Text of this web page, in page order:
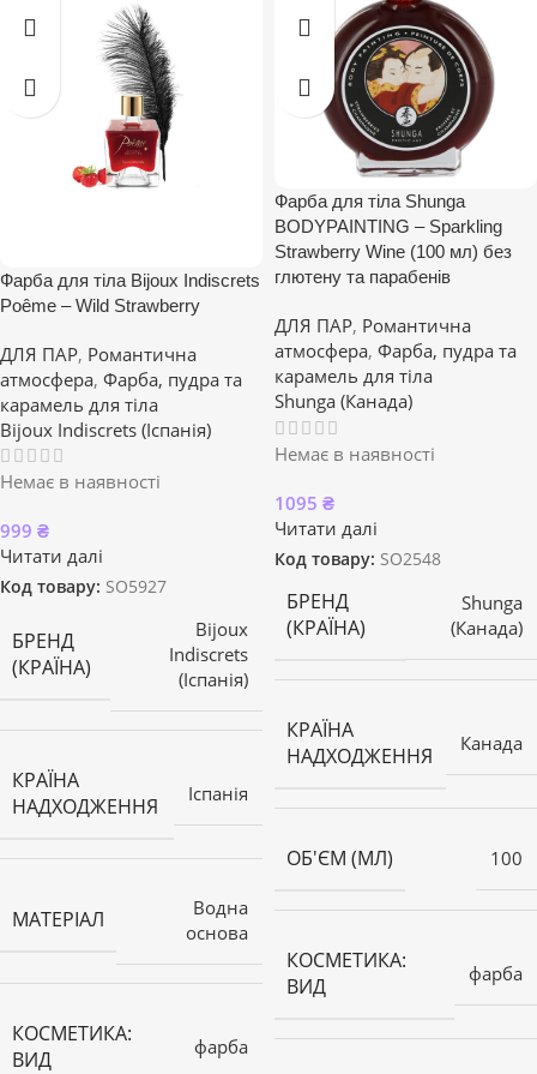
Фарба для тіла Bijoux Indiscrets
Poême – Wild Strawberry
ДЛЯ ПАР, Романтична
атмосфера, Фарба, пудра та
карамель для тіла
Bijoux Indiscrets (Іспанія)
Немає в наявності
999 ₴
Читати далі
Код товару: SO5927
БРЕНД
(КРАЇНА)
Bijoux
Indiscrets
(Іспанія)
КРАЇНА
НАДХОДЖЕННЯ
Іспанія
МАТЕРІАЛ
Водна
основа
КОСМЕТИКА:
ВИД
фарба
Фарба для тіла Shunga
BODYPAINTING – Sparkling
Strawberry Wine (100 мл) без
глютену та парабенів
ДЛЯ ПАР, Романтична
атмосфера, Фарба, пудра та
карамель для тіла
Shunga (Канада)
Немає в наявності
1095 ₴
Читати далі
Код товару: SO2548
БРЕНД
(КРАЇНА)
Shunga
(Канада)
КРАЇНА
НАДХОДЖЕННЯ
Канада
ОБ'ЄМ (МЛ) 100
КОСМЕТИКА:
ВИД
фарба